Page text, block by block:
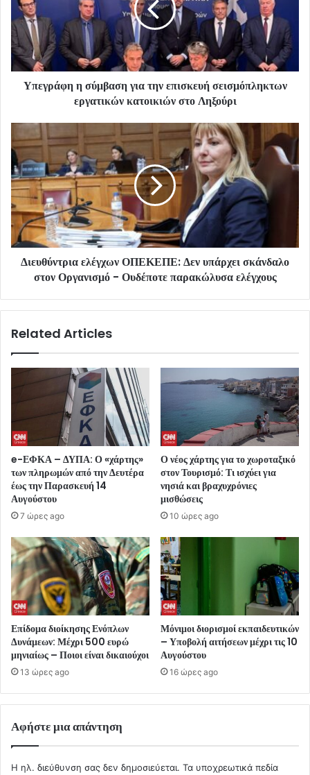
Υπεγράφη η σύμβαση για την επισκευή σεισμόπληκτων
εργατικών κατοικιών στο Ληξούρι
Διευθύντρια ελέγχων ΟΠΕΚΕΠΕ: Δεν υπάρχει σκάνδαλο
στον Οργανισμό - Ουδέποτε παρακώλυσα ελέγχους
Related Articles
e-ΕΦΚΑ – ΔΥΠΑ: Ο «χάρτης»
των πληρωμών από την Δευτέρα
έως την Παρασκευή 14
Αυγούστου
7 ώρες ago
Ο νέος χάρτης για το χωροταξικό
στον Τουρισμό: Τι ισχύει για
νησιά και βραχυχρόνιες
μισθώσεις
10 ώρες ago
Επίδομα διοίκησης Ενόπλων
Δυνάμεων: Μέχρι 500 ευρώ
μηνιαίως – Ποιοι είναι δικαιούχοι
13 ώρες ago
Μόνιμοι διορισμοί εκπαιδευτικών
– Υποβολή αιτήσεων μέχρι τις 10
Αυγούστου
16 ώρες ago
Αφήστε μια απάντηση
Η ηλ. διεύθυνση σας δεν δημοσιεύεται. Τα υποχρεωτικά πεδία